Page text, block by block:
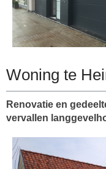
Woning te
Renovatie en
vervallen